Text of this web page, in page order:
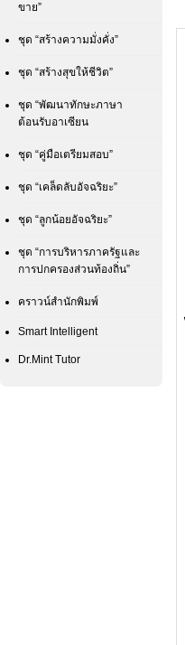
ขาย”
ชุด “สร้างความมั่งคั่ง”
ชุด “สร้างสุขให้ชีวิต”
ชุด “พัฒนาทักษะภาษา
ต้อนรับอาเซียน
ชุด “คู่มือเตรียมสอบ”
ชุด “เคล็ดลับอัจฉริยะ”
ชุด “ลูกน้อยอัจฉริยะ”
ชุด “การบริหารภาครัฐและ
การปกครองส่วนท้องถิ่น”
คราวน์สำนักพิมพ์
Smart Intelligent
Dr.Mint Tutor